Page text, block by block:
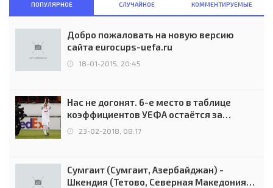
ПОПУЛЯРНОЕ СЛУЧАЙНОЕ КОММЕНТИРУЕМЫЕ
Добро пожаловать на новую версию
сайта eurocups-uefa.ru
18-01-2015, 20:45
Нас не догонят. 6-е место в таблице
коэффициентов УЕФА остаётся за
Россией
23-02-2018, 08:17
Сумгаит (Сумгаит, Азербайджан) -
Шкендия (Тетово, Северная Македония) -